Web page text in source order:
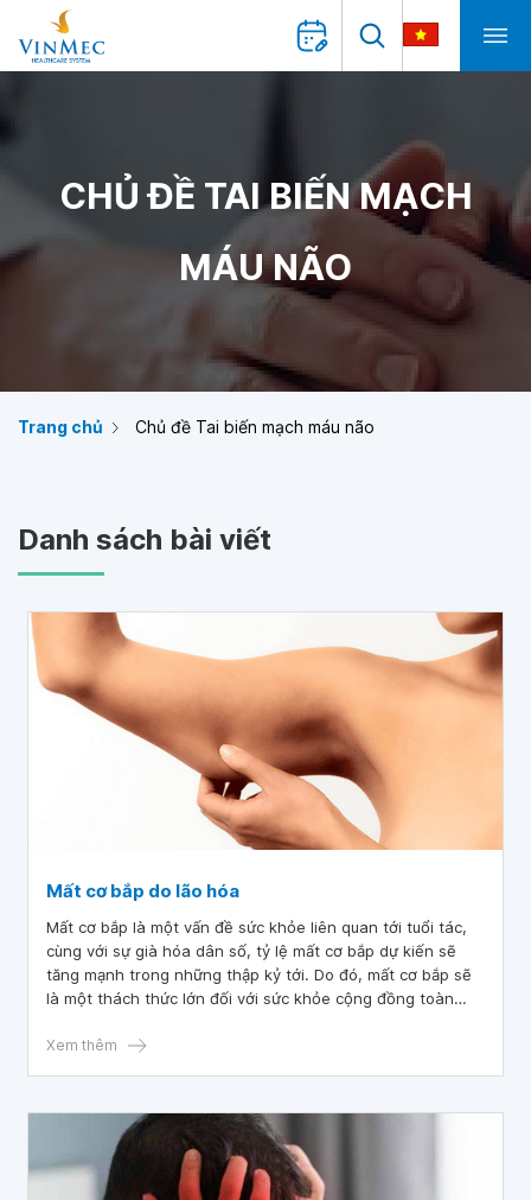
CHỦ ĐỀ TAI BIẾN MẠCH
MÁU NÃO
Trang chủ Chủ đề Tai biến mạch máu não
Danh sách bài viết
Mất cơ bắp do lão hóa
Mất cơ bắp là một vấn đề sức khỏe liên quan tới tuổi tác,
cùng với sự già hóa dân số, tỷ lệ mất cơ bắp dự kiến sẽ
tăng mạnh trong những thập kỷ tới. Do đó, mất cơ bắp sẽ
là một thách thức lớn đối với sức khỏe cộng đồng toàn
Xem thêm